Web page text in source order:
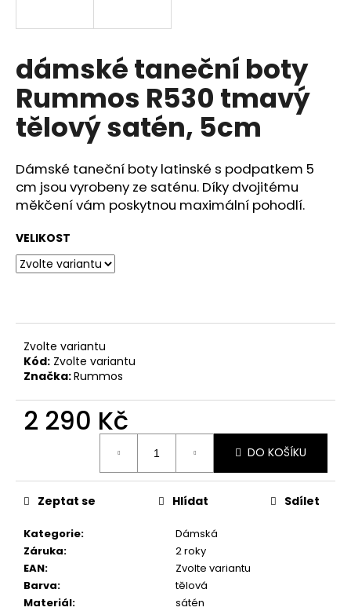
dámské taneční boty
Rummos R530 tmavý
tělový satén, 5cm
Dámské taneční boty latinské s podpatkem 5
cm jsou vyrobeny ze saténu. Díky dvojitému
měkčení vám poskytnou maximální pohodlí.
VELIKOST
Zvolte variantu
Kód: Zvolte variantu
Značka:Rummos
2 290 Kč
DO KOŠÍKU
Kategorie:
Dámská
Záruka:
2 roky
EAN:
Zvolte variantu
Barva:
tělová
Materiál:
sátén
Zeptat se Hlídat Sdílet
í
t
?
HLEDAT
D
o
r
u
č
u
e
m
TANEČNÍ
BOTY
PLNOU
ŠPIČKOU
RUMMOS
RKAR
ČERNÝ
SATÉN